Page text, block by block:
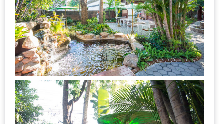
งาน
เดียว
ทั้ง
ช้อป
กิน
เที่ยว
พร้อม
โม